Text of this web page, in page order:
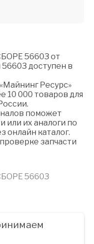
56603 от
доступен в
Ресурс»
10 000 товаров для
поможет
или их аналоги по
онлайн каталог.
запчасти
56603